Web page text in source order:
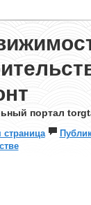
портал
страница